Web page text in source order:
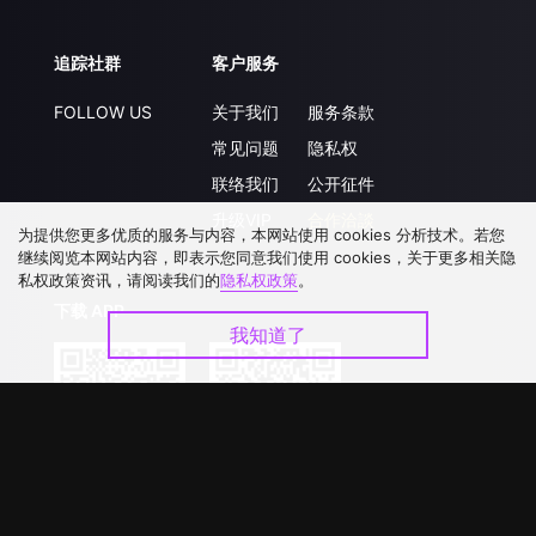
追踪社群
FOLLOW US
客户服务
关于我们
常见问题
联络我们
服务条款
隐私权
公开征件
下载 APP
为提供您更多优质的服务与内容，本网站使用 cookies 分析技术。若您
继续阅览本网站内容，即表示您同意我们使用 cookies，关于更多相关隐
私权政策资讯，请阅读我们的隐私权政策。
我知道了